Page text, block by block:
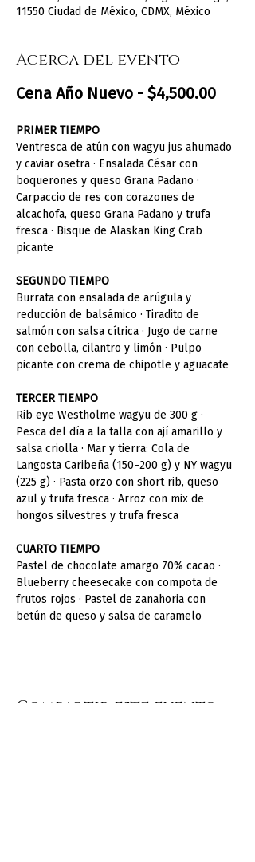
11550 Ciudad de México, CDMX, México
Acerca del evento
Cena Año Nuevo - $4,500.00
PRIMER TIEMPO
Ventresca de atún con wagyu jus ahumado
y caviar osetra · Ensalada César con
boquerones y queso Grana Padano ·
Carpaccio de res con corazones de
alcachofa, queso Grana Padano y trufa
fresca · Bisque de Alaskan King Crab
picante
SEGUNDO TIEMPO
Burrata con ensalada de arúgula y
reducción de balsámico · Tiradito de
salmón con salsa cítrica · Jugo de carne
con cebolla, cilantro y limón · Pulpo
picante con crema de chipotle y aguacate
TERCER TIEMPO
Rib eye Westholme wagyu de 300 g ·
Pesca del día a la talla con ají amarillo y
salsa criolla · Mar y tierra: Cola de
Langosta Caribeña (150–200 g) y NY wagyu
(225 g) · Pasta orzo con short rib, queso
azul y trufa fresca · Arroz con mix de
hongos silvestres y trufa fresca
CUARTO TIEMPO
Pastel de chocolate amargo 70% cacao ·
Blueberry cheesecake con compota de
frutos rojos · Pastel de zanahoria con
betún de queso y salsa de caramelo
Compartir este evento